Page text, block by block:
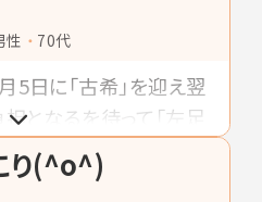
性 70代
5日に「古希」を迎え翌
となるを待って「左足
」や「左足裏イボ除
ﾞｰ治療」「３年周期で
り(^o^)